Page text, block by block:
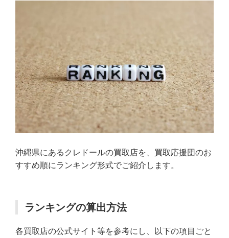
沖縄県にあるクレドールの買取店を、買取応援団のお
すすめ順にランキング形式でご紹介します。
ランキングの算出方法
各買取店の公式サイト等を参考にし、以下の項目ごと